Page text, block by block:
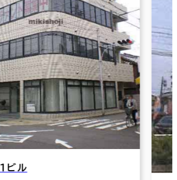
ビル